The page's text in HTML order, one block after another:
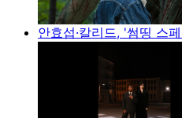
안효섭·칼리드, '썸띵 스